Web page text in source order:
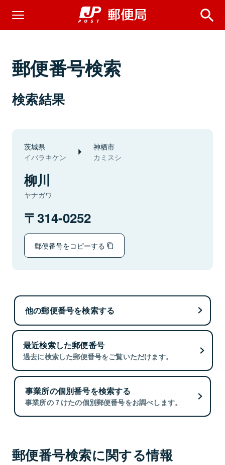
郵便番号検索
検索結果
茨城県
イバラキケン
神栖市
カミスシ
柳川
ヤナガワ
314-0252
郵便番号をコピーする
他の郵便番号を検索する
最近検索した郵便番号
過去に検索した郵便番号をご覧いただけます。
事業所の個別番号を検索する
事業所の７けたの個別郵便番号をお調べします。
郵便番号検索に関する情報